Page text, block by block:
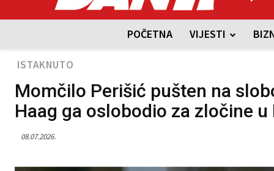
POČETNA VIJESTI
ISTAKNUTO
Momčilo Perišić pušten na
Haag ga oslobodio za zločine u
08.07.2026.